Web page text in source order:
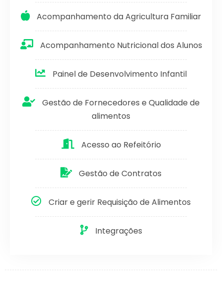
Acompanhamento da Agricultura Familiar
Acompanhamento Nutricional dos Alunos
Painel de Desenvolvimento Infantil
Gestão de Fornecedores e Qualidade de
alimentos
Acesso ao Refeitório
Gestão de Contratos
Criar e gerir Requisição de Alimentos
Integrações